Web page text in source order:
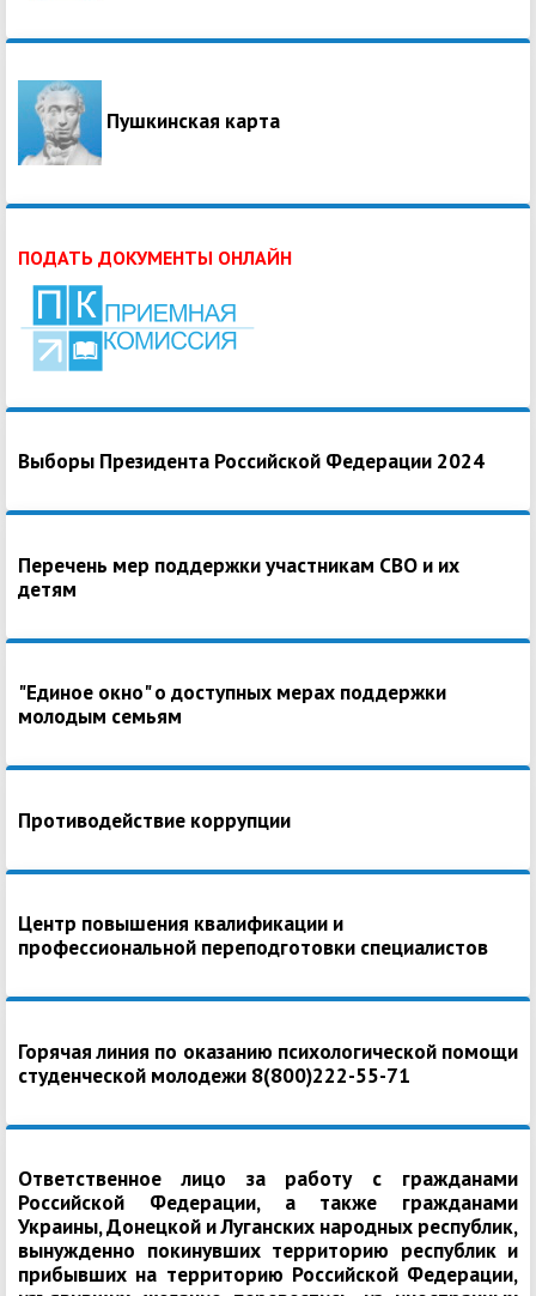
Пушкинская карта
ПОДАТЬ ДОКУМЕНТЫ ОНЛАЙН
Выборы Президента Российской Федерации 2024
Перечень мер поддержки участникам СВО и их
детям
"Единое окно" о доступных мерах поддержки
молодым семьям
Противодействие коррупции
Центр повышения квалификации и
профессиональной переподготовки специалистов
Горячая линия по оказанию психологической помощи
студенческой молодежи 8(800)222-55-71
Ответственное лицо за работу с гражданами
Российской Федерации, а также гражданами
Украины, Донецкой и Луганских народных республик,
вынужденно покинувших территорию республик и
прибывших на территорию Российской Федерации,